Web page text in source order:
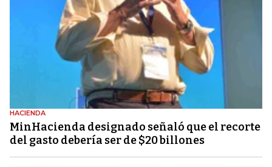
HACIENDA
MinHacienda designado señaló que el recorte
del gasto debería ser de $20 billones